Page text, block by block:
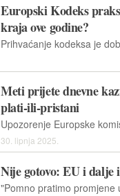
Europski Kodeks
kraja ove godine?
Meti prijete dnevne
plati-ili-pristani
30. lipnja 2025.
Nije gotovo: EU i dalje